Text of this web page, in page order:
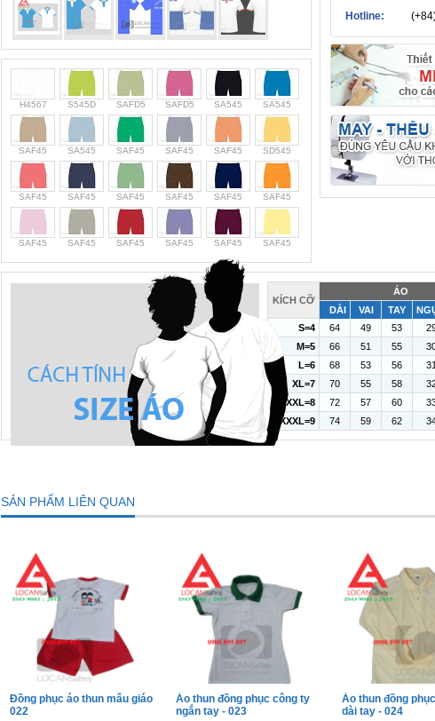
H4567 S545D SAFD5 SAFD5 SA545 SA545
SAF45 SA545 SAF45 SAF45 SAF45 SD545
SAF45 SAF45 SAF45 SAF45 SAF45 SAF45
SAF45 SAF45 SAF45 SAF45 SAF45 SAF45
Hotline:
KÍCH CỠ
ÁO
DÀI
VAI TAY
S=4
64 49 53
M=5
66 51 55
L=6
68 53 56
XL=7
70 55 58
XXL=8
72 57 60
XXXL=9
74 59 62
SẢN PHẨM LIÊN QUAN
Đồng phục áo thun mẫu giáo
022
Áo thun đồng phục công ty
ngắn tay - 023
Áo thun đồng
dài tay - 024